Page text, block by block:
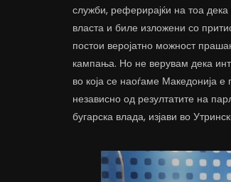
служби, реферирајќи на тоа
власта и биле изложени со
постои веројатно можност
кампања. Но не верувам дека
во која се наоѓаме Македонија е
независно од резултатите на
бугарска влада, изјави во